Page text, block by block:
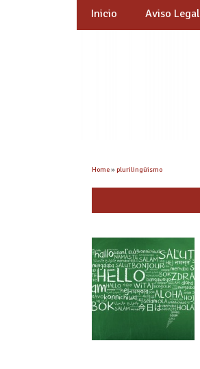
Inicio Aviso Legal
Home»plurilingüismo